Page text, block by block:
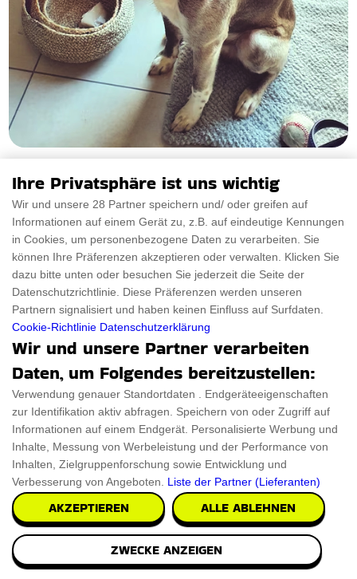
Hunde Baseball Kappe
Sieht Ihr vierbeiniger Freund nicht wie ein Champion aus?
In dieser Hunde-Baseballmütze sieht er ta
PRÜFEN SIE ES AUS €28.85
Ihre Privatsphäre ist uns wichtig
Wir und unsere 28 Partner speichern und/ oder greifen auf
Informationen auf einem Gerät zu, z.B. auf eindeutige Kennungen
in Cookies, um personenbezogene Daten zu verarbeiten. Sie
können Ihre Präferenzen akzeptieren oder verwalten. Klicken Sie
dazu bitte unten oder besuchen Sie jederzeit die Seite der
Datenschutzrichtlinie. Diese Präferenzen werden unseren
Partnern signalisiert und haben keinen Einfluss auf Surfdaten.
Cookie-Richtlinie Datenschutzerklärung
Wir und unsere Partner verarbeiten
Daten, um Folgendes bereitzustellen:
Verwendung genauer Standortdaten . Endgeräteeigenschaften
zur Identifikation aktiv abfragen. Speichern von oder Zugriff auf
Informationen auf einem Endgerät. Personalisierte Werbung und
Inhalte, Messung von Werbeleistung und der Performance von
Inhalten, Zielgruppenforschung sowie Entwicklung und
Verbesserung von Angeboten. Liste der Partner (Lieferanten)
AKZEPTIEREN ALLE ABLEHNEN
ZWECKE ANZEIGEN